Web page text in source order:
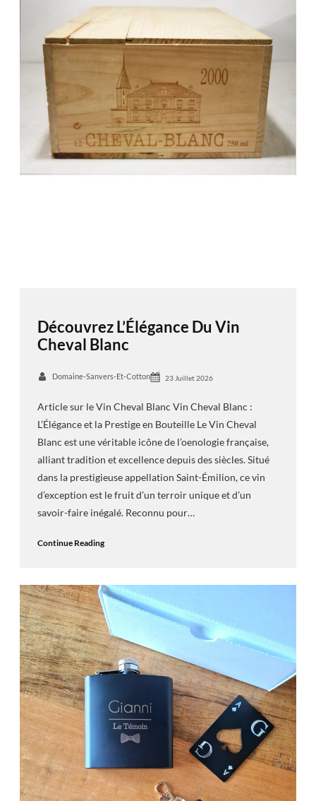
Découvrez L’Élégance Du Vin
Cheval Blanc
Domaine-Sanvers-Et-Cotton 23 Juillet 2026
Article sur le Vin Cheval Blanc Vin Cheval Blanc :
L’Élégance et la Prestige en Bouteille Le Vin Cheval
Blanc est une véritable icône de l’oenologie française,
alliant tradition et excellence depuis des siècles. Situé
dans la prestigieuse appellation Saint-Émilion, ce vin
d’exception est le fruit d’un terroir unique et d’un
savoir-faire inégalé. Reconnu pour…
Continue Reading